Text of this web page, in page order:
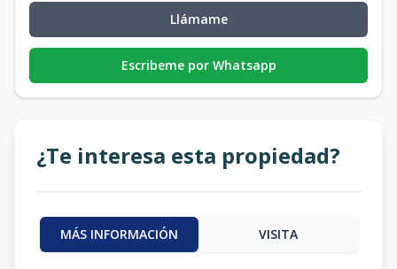
Llámame
Escribeme por Whatsapp
¿Te interesa esta propiedad?
MÁS INFORMACIÓN VISITA